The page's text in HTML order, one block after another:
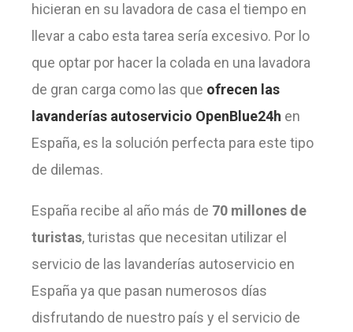
hicieran en su lavadora de casa el tiempo en
llevar a cabo esta tarea sería excesivo. Por lo
que optar por hacer la colada en una lavadora
de gran carga como las que ofrecen las
lavanderías autoservicio OpenBlue24h en
España, es la solución perfecta para este tipo
de dilemas.
España recibe al año más de 70 millones de
turistas, turistas que necesitan utilizar el
servicio de las lavanderías autoservicio en
España ya que pasan numerosos días
disfrutando de nuestro país y el servicio de